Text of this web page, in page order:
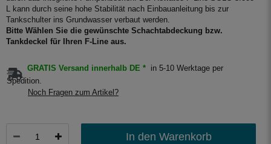
L kann durch seine hohe Stabilität nach Einbauanleitung bis zur
Tankschulter ins Grundwasser verbaut werden.
Bitte Wählen Sie die gewünschte Schachtabdeckung bzw.
Tankdeckel für Ihren F-Line aus.
GRATIS Versand innerhalb DE *
in 5-10 Werktage per
Spedition.
Noch Fragen zum Artikel?
In den Warenkorb